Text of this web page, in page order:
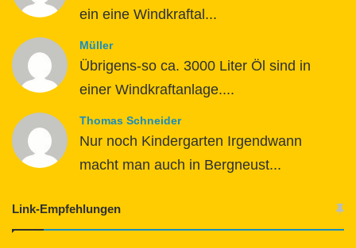
ein eine Windkraftal...
Müller
Übrigens-so ca. 3000 Liter Öl sind in
einer Windkraftanlage....
Thomas Schneider
Nur noch Kindergarten Irgendwann
macht man auch in Bergneust...
Link-Empfehlungen